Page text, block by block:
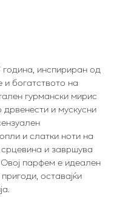
инспириран од
и богатството на
гурмански мирис
и мускусни
и слатки ноти на
и завршува
парфем е идеален
оставајќи